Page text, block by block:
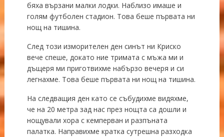
бяха вързани малки лодки. Наблизо имаше и
голям футболен стадион. Това беше първата ни
нощ на тишина.
След този изморителен ден синът ни Криско
вече спеше, докато ние тримата с мъжа ми и
дъщеря ми приготвихме набързо вечеря и си
легнахме. Това беше първата ни нощ на тишина.
На следващия ден като се събудихме видяхме,
че на 20 метра зад нас през нощта са дошли и
нощували хора с кемперван и разпъната
палатка. Направихме кратка сутрешна разходка